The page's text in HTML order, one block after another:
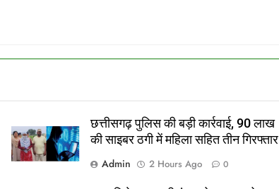
छत्तीसगढ़ पुलिस की बड़ी कार्रवाई, 90 लाख
की साइबर ठगी में महिला सहित तीन गिरफ्तार
Admin
2 Hours Ago 0